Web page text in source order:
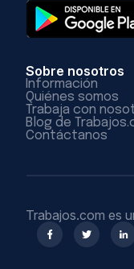
Sobre nosotros
Información
Quiénes somos
Trabaja con
Blog de
Contáctanos
Trabajos.com es